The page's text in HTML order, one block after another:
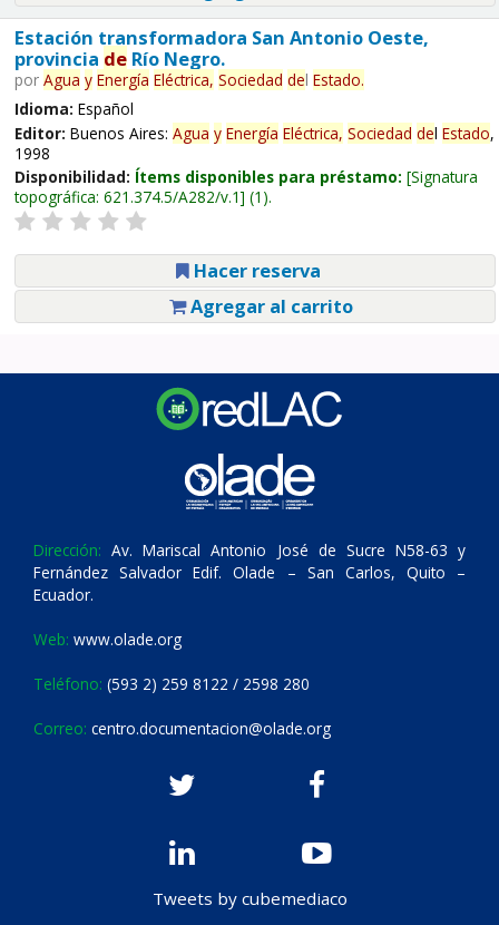
Estación transformadora San Antonio Oeste,
provincia deRío Negro.
por Agua y Energía Eléctrica, Sociedad del Estado.
Idioma: Español
Editor: Buenos Aires: Agua y Energía Eléctrica, Sociedad del Estado,
1998
Disponibilidad: Ítems disponibles para préstamo: Signatura
topográfica: 621.374.5/A282/v.1 (1).
Hacer reserva
Agregar al carrito
Dirección: Av. Mariscal Antonio José de Sucre N58-63 y
Fernández Salvador Edif. Olade – San Carlos, Quito –
Ecuador.
Web: www.olade.org
Teléfono: (593 2) 259 8122 / 2598 280
Correo: centro.documentacion@olade.org
Tweets by cubemediaco